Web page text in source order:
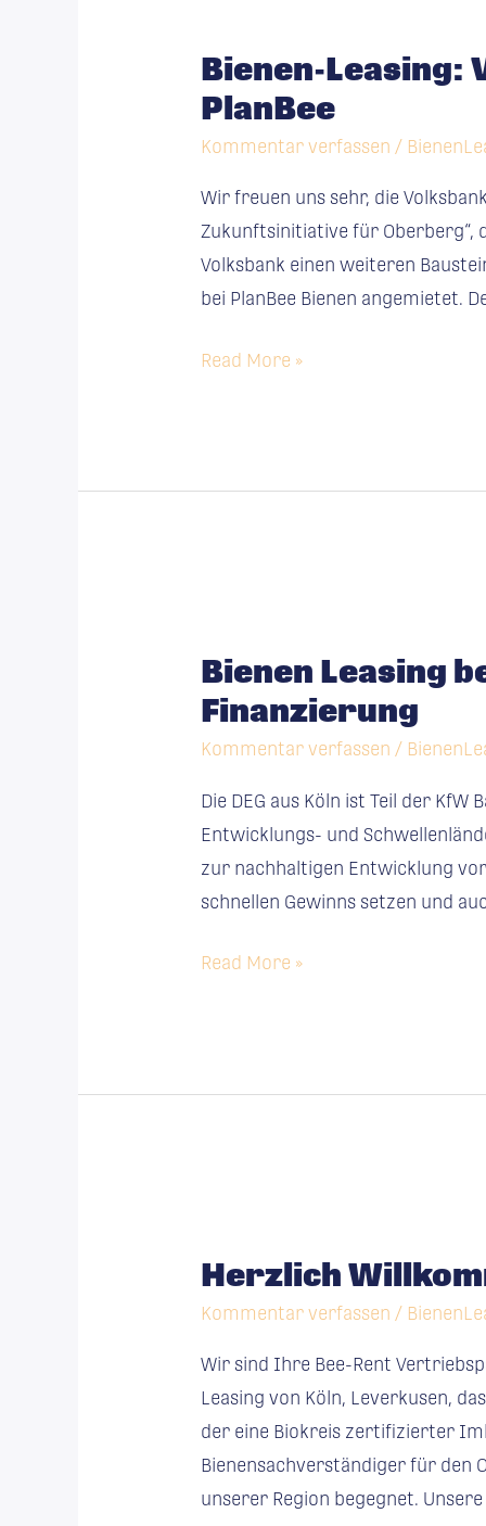
Bienen-
PlanBee
Kommentar verfassen /
Wir freuen uns sehr, die
Zukunftsinitiative für Oberberg“,
Volksbank einen weiteren
bei PlanBee Bienen angemietet.
Volksbank
Oberberg
startet
bei
PlanBee
Read More »
Bienen Leasing
Finanzierung
Kommentar verfassen /
Die DEG aus Köln ist Teil der
Entwicklungs- und
zur nachhaltigen Entwicklung
schnellen Gewinns setzen und
bei
der
DEG
Bienen
bezeugen
nachhaltige
Finanzierung
Read More »
Herzlich
Kommentar verfassen /
Wir sind Ihre Bee-Rent
Leasing von Köln, Leverkusen,
der eine Biokreis zertifizierter
Bienensachverständiger für den
unserer Region begegnet.
bei
PlanBee